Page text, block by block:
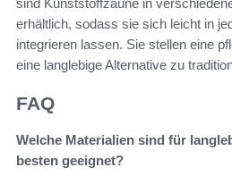
sind Kunststoffzäune in
erhältlich, sodass sie sich leicht in
integrieren lassen. Sie stellen eine
eine langlebige Alternative zu
FAQ
Welche Materialien sind für
besten geeignet?